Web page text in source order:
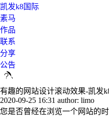
凯发k8国际
素马
作品
联系
分享
公告
有趣的网站设计滚动效果-凯发
2020-09-25 16:31 author: limo
您是否曾经在浏览一个网站的